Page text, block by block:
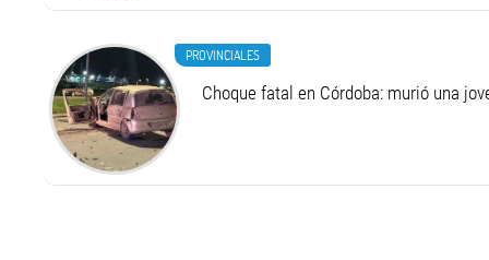
PROVINCIALES
Choque fatal en Córdoba: murió una